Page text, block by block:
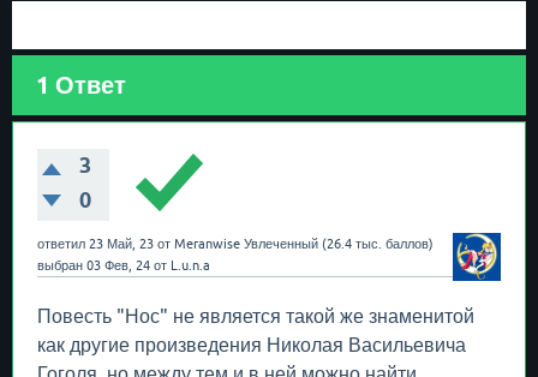
1 Ответ
3
0
ответил 23 Май, 23 от Meranwise Увлеченный (26.4 тыс. баллов)
выбран 03 Фев, 24 от L.u.n.a
Повесть "Нос" не является такой же знаменитой
как другие произведения Николая Васильевича